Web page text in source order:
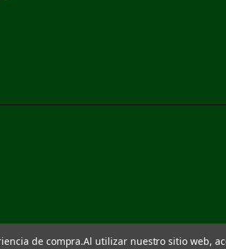
de compra.Al utilizar nuestro sitio web,